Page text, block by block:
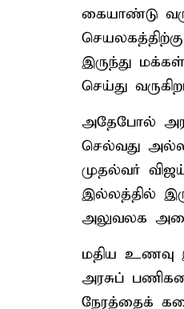
கையாண்டு
இருந்து
செய்து
அதேபோல்
செல்வது
முதல்வர்
இல்லத்தில்
அலுவலக
மதிய உணவு
அரசுப்
நேரத்தைக்